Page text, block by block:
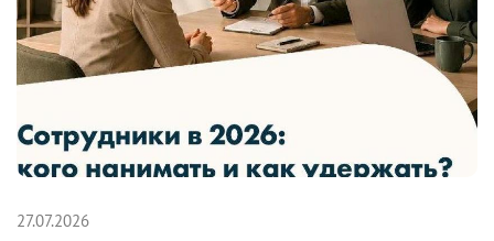
27.07.2026